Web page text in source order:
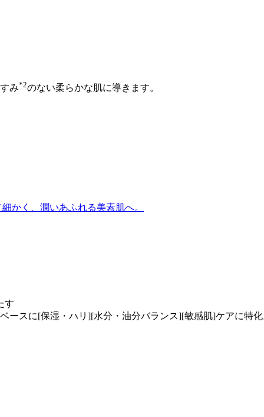
み*2のない柔らかな肌に導きます。
かく、潤いあふれる美素肌へ。
す
ースに[保湿・ハリ][水分・油分バランス][敏感肌]ケアに特